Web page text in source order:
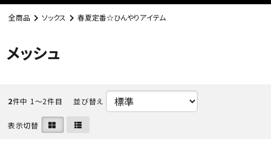
meeting_room ログイン
全商品 ソックス 春夏定番☆ひんやりアイテム
メッシュ
2件中 1〜2件目 並び替え
表示切替